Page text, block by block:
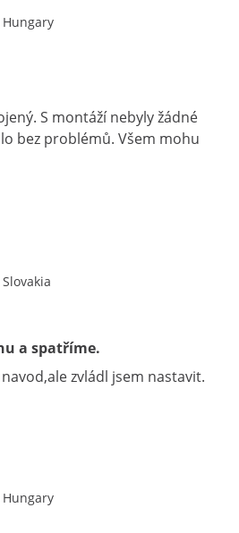
S montáží nebyly žádné
bez problémů. Všem mohu
a spatříme.
zvládl jsem nastavit.